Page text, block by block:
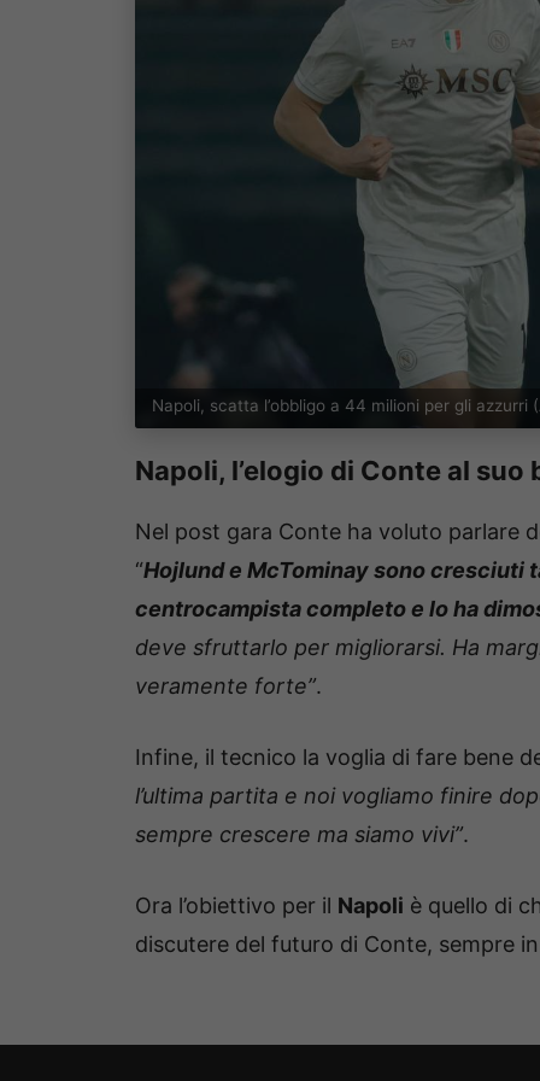
Napoli, scatta l’obbligo a 44 milioni per gli azzurri
Napoli, l’elogio di Conte al suo
Nel post gara Conte ha voluto parlare
“Hojlund e McTominay sono cresciuti
centrocampista completo e lo ha
deve sfruttarlo per migliorarsi. Ha
veramente forte”.
Infine, il tecnico la voglia di fare bene
l’ultima partita e noi vogliamo finire
sempre crescere ma siamo vivi”.
Ora l’obiettivo per il Napoli è quello di
discutere del futuro di Conte, sempre